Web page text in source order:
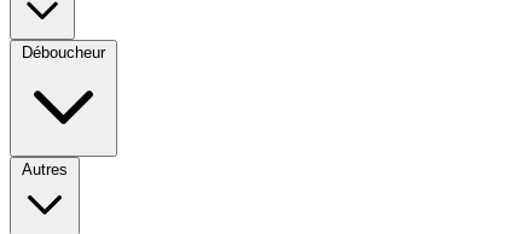
Déboucheur
Autres